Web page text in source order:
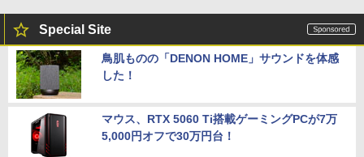
Special Site
鳥肌ものの「DENON HOME」サウンドを体感
した！
マウス、RTX 5060 Ti搭載ゲーミングPCが7万
5,000円オフで30万円台！